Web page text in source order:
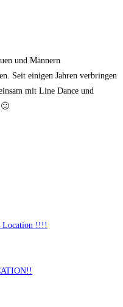
und Männern
Seit einigen Jahren verbringen
mit Line Dance und
Location !!!!